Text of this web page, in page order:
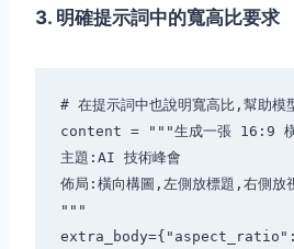
3. 明確提示詞中的寬高比要求
# 在提示詞中也說明寬高比,幫助模
content = """生成一張 16:9 橫
主題:AI 技術峰會
佈局:橫向構圖,左側放標題,右側放
"""